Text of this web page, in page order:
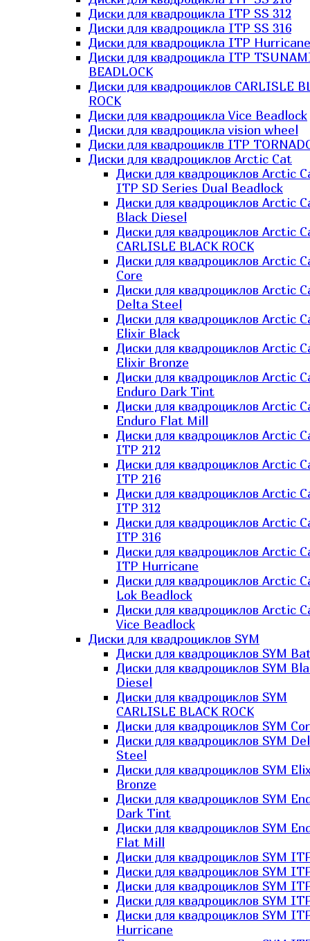
Диски для квадроцикла ITP SS 312
Диски для квадроцикла ITP SS 316
Диски для квадроцикла ITP Hurricane
Диски для квадроцикла ITP
BEADLOCK
Диски для квадроциклов CARLISLE
ROCK
Диски для квадроцикла Vice Beadlock
Диски для квадроцикла vision wheel
Диски для квадроциклв ITP
Диски для квадроциклов Arctic Cat
Диски для квадроциклов Arctic
ITP SD Series Dual Beadlock
Диски для квадроциклов Arctic
Black Diesel
Диски для квадроциклов Arctic
CARLISLE BLACK ROCK
Диски для квадроциклов Arctic
Core
Диски для квадроциклов Arctic
Delta Steel
Диски для квадроциклов Arctic
Elixir Black
Диски для квадроциклов Arctic
Elixir Bronze
Диски для квадроциклов Arctic
Enduro Dark Tint
Диски для квадроциклов Arctic
Enduro Flat Mill
Диски для квадроциклов Arctic
ITP 212
Диски для квадроциклов Arctic
ITP 216
Диски для квадроциклов Arctic
ITP 312
Диски для квадроциклов Arctic
ITP 316
Диски для квадроциклов Arctic
ITP Hurricane
Диски для квадроциклов Arctic
Lok Beadlock
Диски для квадроциклов Arctic
Vice Beadlock
Диски для квадроциклов SYM
Диски для квадроциклов SYM
Диски для квадроциклов SYM
Diesel
Диски для квадроциклов SYM
CARLISLE BLACK ROCK
Диски для квадроциклов SYM
Диски для квадроциклов SYM
Steel
Диски для квадроциклов SYM
Bronze
Диски для квадроциклов SYM
Dark Tint
Диски для квадроциклов SYM
Flat Mill
Диски для квадроциклов SYM
Диски для квадроциклов SYM
Диски для квадроциклов SYM
Диски для квадроциклов SYM
Диски для квадроциклов SYM
Hurricane